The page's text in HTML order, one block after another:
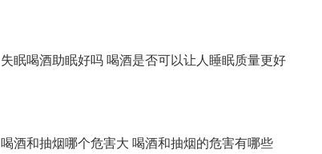
失眠喝酒助眠好吗 喝酒是否可以让人睡眠质量更好
喝酒和抽烟哪个危害大 喝酒和抽烟的危害有哪些